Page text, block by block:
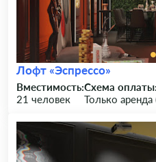
Лофт «Эспрессо»
Вместимость:
21 человек
Схема оплаты:
Только